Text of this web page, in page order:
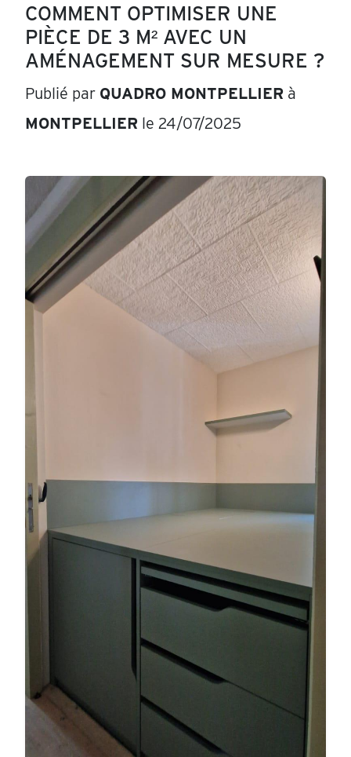
COMMENT OPTIMISER UNE
PIÈCE DE 3 M² AVEC UN
AMÉNAGEMENT SUR MESURE ?
Publié par QUADRO MONTPELLIER à
MONTPELLIER le 24/07/2025